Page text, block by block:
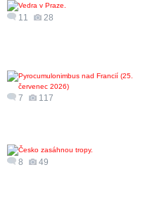
11 28
7 117
8 49